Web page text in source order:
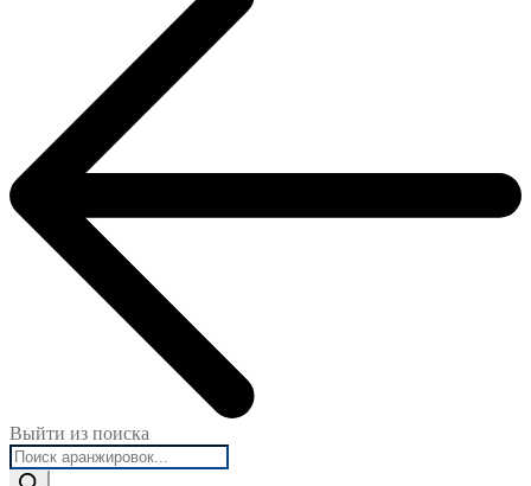
Выйти из поиска
Поиск
товаров